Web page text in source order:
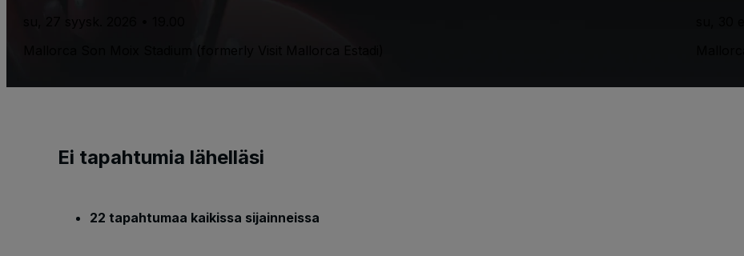
Mallorca Son Moix Stadium (formerly Visit Mallorca Estadi)
Ei tapahtumia lähelläsi
22 tapahtumaa kaikissa sijainneissa